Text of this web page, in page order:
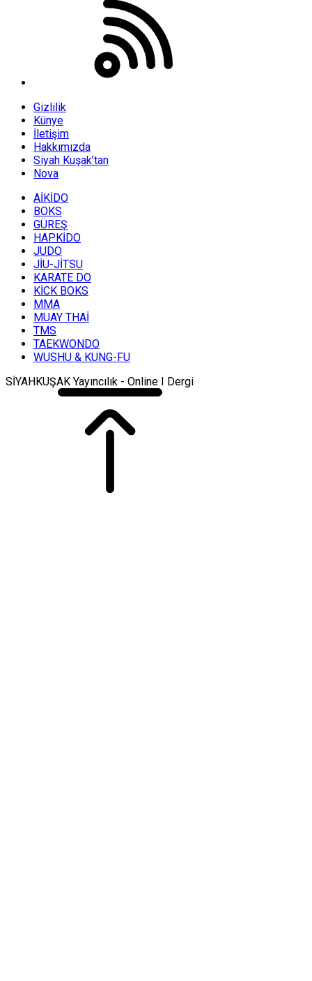
Gizlilik
Künye
İletişim
Hakkımızda
Siyah Kuşak’tan
Nova
AİKİDO
BOKS
GÜREŞ
HAPKİDO
JUDO
JİU-JİTSU
KARATE DO
KİCK BOKS
MMA
MUAY THAİ
TMS
TAEKWONDO
WUSHU & KUNG-FU
SİYAHKUŞAK Yayıncılık - Online I Dergi